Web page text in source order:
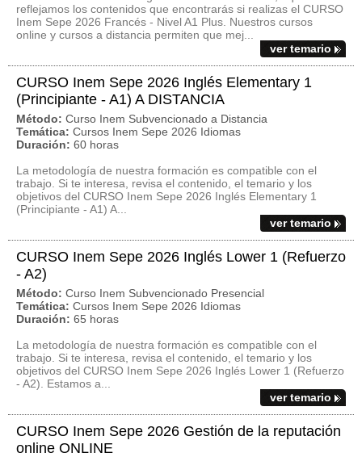
reflejamos los contenidos que encontrarás si realizas el CURSO
Inem Sepe 2026 Francés - Nivel A1 Plus. Nuestros cursos
online y cursos a distancia permiten que mej...
ver temario
CURSO Inem Sepe 2026 Inglés Elementary 1
(Principiante - A1) A DISTANCIA
Método: Curso Inem Subvencionado a Distancia
Temática: Cursos Inem Sepe 2026 Idiomas
Duración: 60 horas
La metodología de nuestra formación es compatible con el
trabajo. Si te interesa, revisa el contenido, el temario y los
objetivos del CURSO Inem Sepe 2026 Inglés Elementary 1
(Principiante - A1) A...
ver temario
CURSO Inem Sepe 2026 Inglés Lower 1 (Refuerzo
- A2)
Método: Curso Inem Subvencionado Presencial
Temática: Cursos Inem Sepe 2026 Idiomas
Duración: 65 horas
La metodología de nuestra formación es compatible con el
trabajo. Si te interesa, revisa el contenido, el temario y los
objetivos del CURSO Inem Sepe 2026 Inglés Lower 1 (Refuerzo
- A2). Estamos a...
ver temario
CURSO Inem Sepe 2026 Gestión de la reputación
online ONLINE